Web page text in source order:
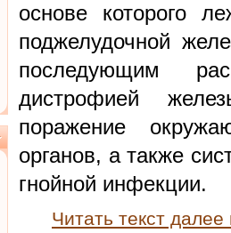
основе которого
поджелудочной
последующим
дистрофией
поражение
органов, а также
гнойной инфекции.
Читать текст